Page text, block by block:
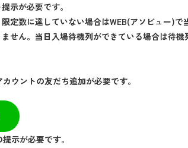
示が必要です。
定数に達していない場合はWEB(アソビュー)で
せん。当日入場待機列ができている場合は待機
ウントの友だち追加が必要です。
示が必要です。